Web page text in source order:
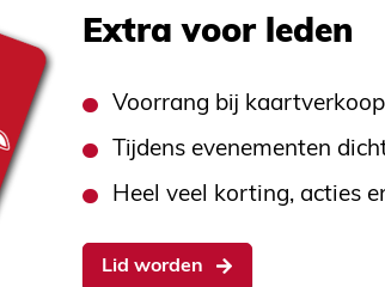
Extra voor leden
Voorrang bij kaartverkoop
Tijdens evenementen
Heel veel korting, acties
Lid worden